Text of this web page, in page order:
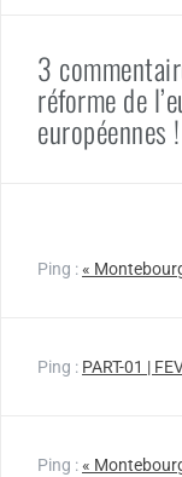
3
réforme de
européennes
Ping :«
Ping : PART-01 |
Ping :«